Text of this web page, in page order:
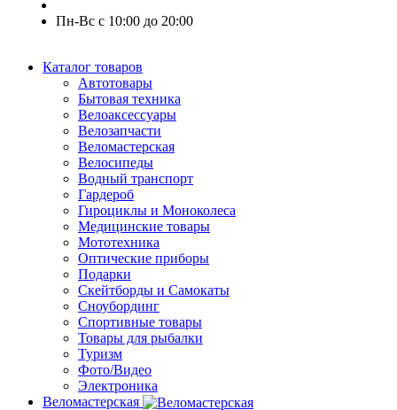
Пн-Вс с 10:00 до 20:00
Каталог товаров
Автотовары
Бытовая техника
Велоаксессуары
Велозапчасти
Веломастерская
Велосипеды
Водный транспорт
Гардероб
Гироциклы и Моноколеса
Медицинские товары
Мототехника
Оптические приборы
Подарки
Скейтборды и Самокаты
Сноубординг
Спортивные товары
Товары для рыбалки
Туризм
Фото/Видео
Электроника
Веломастерская